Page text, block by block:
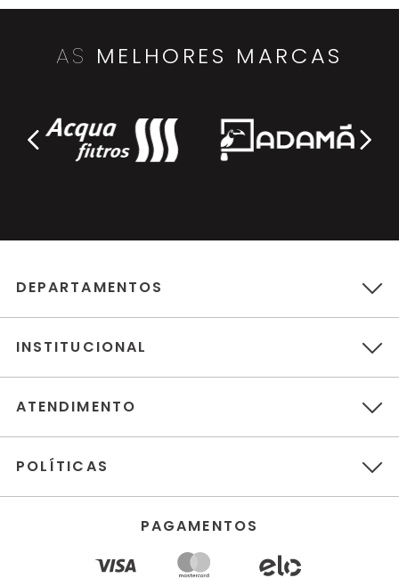
AS MELHORES MARCAS
DEPARTAMENTOS
INSTITUCIONAL
ATENDIMENTO
POLÍTICAS
PAGAMENTOS